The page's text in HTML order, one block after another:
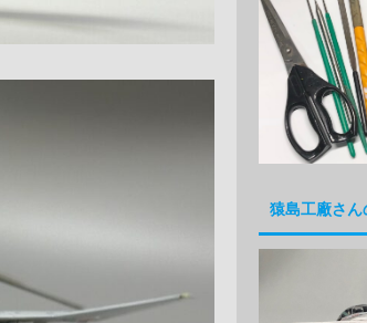
猿島工廠さん